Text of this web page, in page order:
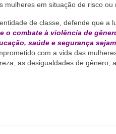
mulheres em situação de risco ou
de classe, defende que
o combate à violência de
saúde e segurança
com a vida das
as desigualdades de gênero,